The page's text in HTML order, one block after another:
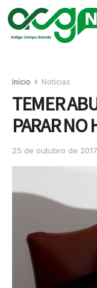
Início Noticias
TEMER
PARAR
25 de outubro de 2017